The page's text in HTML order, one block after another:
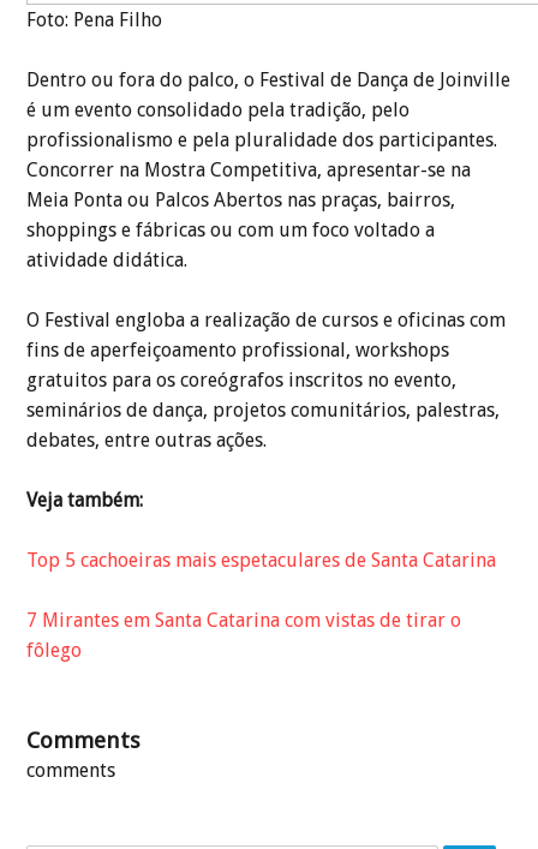
Foto: Pena Filho
Dentro ou fora do palco, o Festival de Dança de Joinville
é um evento consolidado pela tradição, pelo
profissionalismo e pela pluralidade dos participantes.
Concorrer na Mostra Competitiva, apresentar-se na
Meia Ponta ou Palcos Abertos nas praças, bairros,
shoppings e fábricas ou com um foco voltado a
atividade didática.
O Festival engloba a realização de cursos e oficinas com
fins de aperfeiçoamento profissional, workshops
gratuitos para os coreógrafos inscritos no evento,
seminários de dança, projetos comunitários, palestras,
debates, entre outras ações.
Veja também:
Top 5 cachoeiras mais espetaculares de Santa Catarina
7 Mirantes em Santa Catarina com vistas de tirar o
fôlego
Comments
comments